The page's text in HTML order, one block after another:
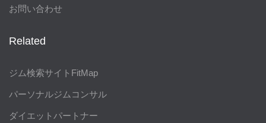
お問い合わせ
Related
ジム検索サイトFitMap
パーソナルジムコンサル
ダイエットパートナー